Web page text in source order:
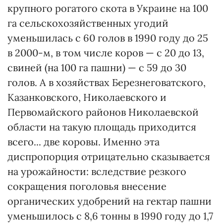
крупного рогатого скота в Украине на 100
га сельскохозяйственных угодий
уменьшилась с 60 голов в 1990 году до 25
в 2000-м, в том числе коров — с 20 до 13,
свиней (на 100 га пашни) — с 59 до 30
голов. А в хозяйствах Березнеговатского,
Казанковского, Николаевского и
Первомайского районов Николаевской
области на такую площадь приходится
всего... две коровы. Именно эта
диспропорция отрицательно сказывается
на урожайности: вследствие резкого
сокращения поголовья внесение
органических удобрений на гектар пашни
уменьшилось с 8,6 тонны в 1990 году до 1,7